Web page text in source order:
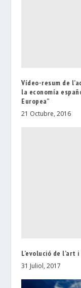
Vídeo-resum de
la economía
Europea”
21 Octubre, 2016
L’evolució de
31 Juliol, 2017